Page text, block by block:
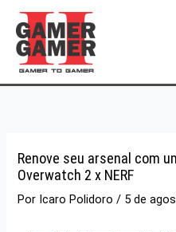
para
conteúdo
Renove seu arsenal com
Overwatch 2 x NERF
Por Icaro Polidoro/ 5 de